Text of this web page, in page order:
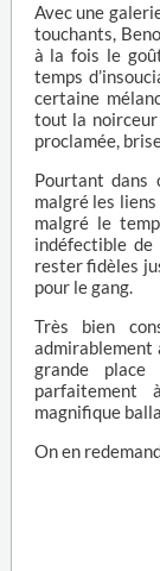
Avec une
touchants,
à la fois le
temps
certaine
tout la noirceur
proclamée,
Pourtant dans
malgré les
malgré le
indéfectible
rester fidèles
pour le gang.
Très bien
admirablement
grande
magnifique
On en